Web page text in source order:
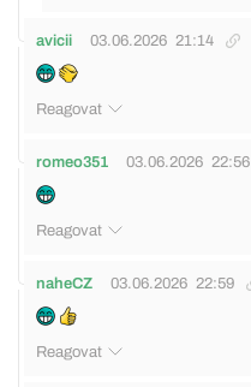
avicii 03.06.2026 21:14
Reagovat
romeo351 03.06.2026 22:56
Reagovat
naheCZ 03.06.2026 22:59
Reagovat